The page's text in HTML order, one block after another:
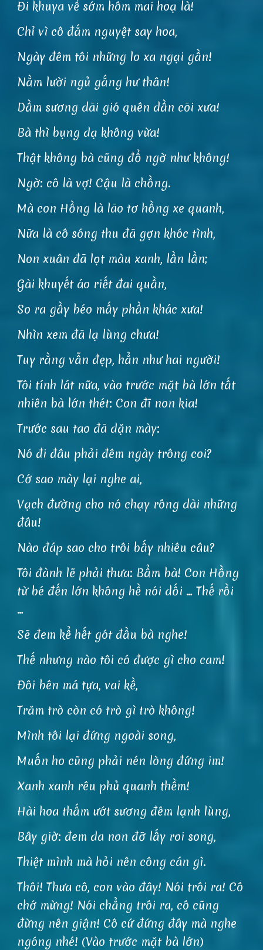
Đi khuya về sớm hôm mai hoạ là!
Chỉ vì cô đắm nguyệt say hoa,
Ngày đêm tôi những lo xa ngại gần!
Nằm lười ngủ gắng hư thân!
Dầm sương dãi gió quên dần cõi xưa!
Bà thì bụng dạ không vừa!
Thật không bà cũng đổ ngờ như không!
Ngờ: cô là vợ! Cậu là chồng.
Mà con Hồng là lão tơ hồng xe quanh,
Nữa là cô sóng thu đã gợn khóc tình,
Non xuân đã lọt màu xanh, lần lần;
Gài khuyết áo riết đai quần,
So ra gầy béo mấy phần khác xưa!
Nhìn xem đã lạ lùng chưa!
Tuy rằng vẫn đẹp, hẳn như hai người!
Tôi tính lát nữa, vào trước mặt bà lớn tất
nhiên bà lớn thét: Con đĩ non kia!
Trước sau tao đã dặn mày:
Nó đi đâu phải đêm ngày trông coi?
Cớ sao mày lại nghe ai,
Vạch đường cho nó chạy rông dài những
đâu!
Nào đáp sao cho trôi bấy nhiêu câu?
Tôi đành lẽ phải thưa: Bẩm bà! Con Hồng
từ bé đến lớn không hề nói dối … Thế rồi
…
Sẽ đem kể hết gót đầu bà nghe!
Thế nhưng nào tôi có được gì cho cam!
Đôi bên má tựa, vai kề,
Trăm trò còn có trò gì trò không!
Mình tôi lại đứng ngoài song,
Muốn ho cũng phải nén lòng đứng im!
Xanh xanh rêu phủ quanh thềm!
Hài hoa thấm ướt sương đêm lạnh lùng,
Bây giờ: đem da non đỡ lấy roi song,
Thiệt mình mà hỏi nên công cán gì.
Thôi! Thưa cô, con vào đây! Nói trôi ra! Cô
chớ mừng! Nói chẳng trôi ra, cô cũng
đừng nên giận! Cô cứ đứng đây mà nghe
ngóng nhé! (Vào trước mặt bà lớn)